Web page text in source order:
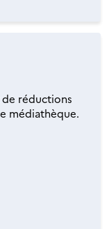
réductions
médiathèque.